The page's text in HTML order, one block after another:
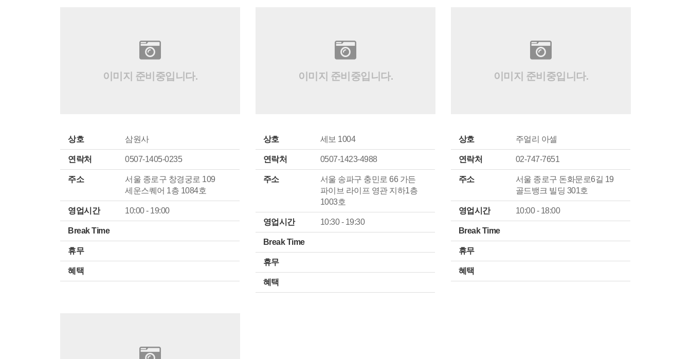
이미지 준비중입니다.
상호 삼원사
연락처 0507-1405-0235
주소
서울 종로구 창경궁로 109
세운스퀘어 1층 1084호
영업시간 10:00 - 19:00
Break Time
휴무
혜택
이미지 준비중입니다.
상호 세보 1004
연락처 0507-1423-4988
주소
서울 송파구 충민로 66 가든
파이브 라이프 영관 지하1층
1003호
영업시간 10:30 - 19:30
Break Time
휴무
혜택
이미지 준비중입니다.
상호 주얼리 아셀
연락처 02-747-7651
주소
서울 종로구 돈화문로6길 19
골드뱅크 빌딩 301호
영업시간 10:00 - 18:00
Break Time
휴무
혜택